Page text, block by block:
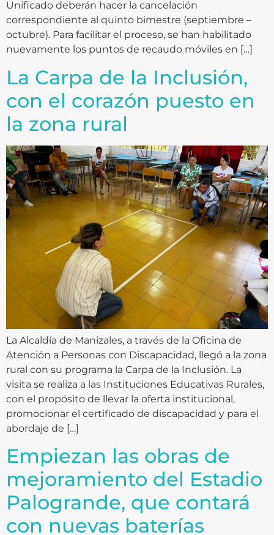
Unificado deberán hacer la cancelación
correspondiente al quinto bimestre (septiembre –
octubre). Para facilitar el proceso, se han habilitado
nuevamente los puntos de recaudo móviles en […]
La Carpa de la Inclusión,
con el corazón puesto en
la zona rural
La Alcaldía de Manizales, a través de la Oficina de
Atención a Personas con Discapacidad, llegó a la zona
rural con su programa la Carpa de la Inclusión. La
visita se realiza a las Instituciones Educativas Rurales,
con el propósito de llevar la oferta institucional,
promocionar el certificado de discapacidad y para el
abordaje de […]
Empiezan las obras de
mejoramiento del Estadio
Palogrande, que contará
con nuevas baterías